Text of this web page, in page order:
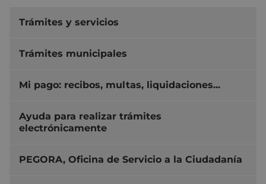
Trámites y servicios
Trámites municipales
Mi pago: recibos, multas, liquidaciones...
Ayuda para realizar trámites
electrónicamente
PEGORA, Oficina de Servicio a la Ciudadanía